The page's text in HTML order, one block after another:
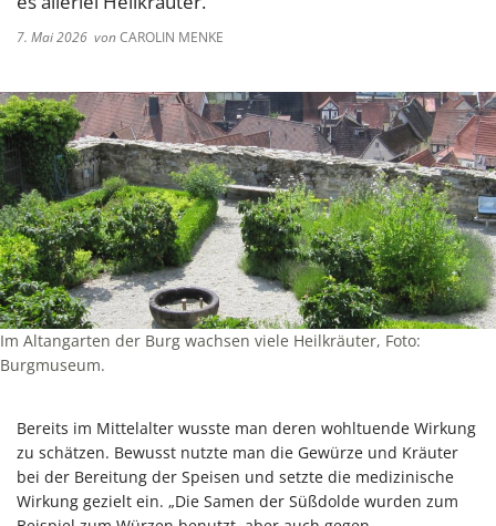
7. Mai 2026 vonCAROLIN MENKE
Im Altangarten der Burg wachsen viele Heilkräuter, Foto:
Burgmuseum.
Bereits im Mittelalter wusste man deren wohltuende Wirkung
zu schätzen. Bewusst nutzte man die Gewürze und Kräuter
bei der Bereitung der Speisen und setzte die medizinische
Wirkung gezielt ein. „Die Samen der Süßdolde wurden zum